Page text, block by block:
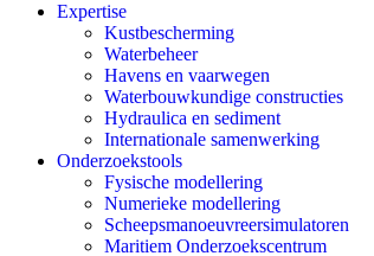
Expertise
Kustbescherming
Waterbeheer
Havens en vaarwegen
Waterbouwkundige constructies
Hydraulica en sediment
Internationale samenwerking
Onderzoekstools
Fysische modellering
Numerieke modellering
Scheepsmanoeuvreersimulatoren
Maritiem Onderzoekscentrum